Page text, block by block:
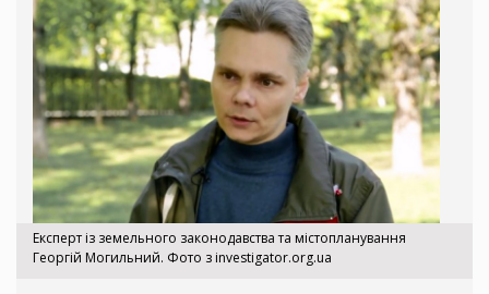
Експерт із земельного законодавства та містопланування
Георгій Могильний. Фото з investigator.org.ua